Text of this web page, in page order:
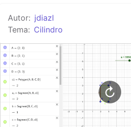
GeoGebra Classroom
Abrir sesión
Autor: jdiazl
Tema: Cilindro